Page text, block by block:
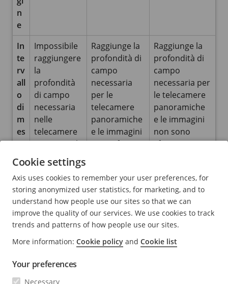
n
e
In
te
rv
all
o
di
m
es
sa
a
fu
o
c
o
Impossibile
raggiungere
la
profondità
di campo
necessaria
nelle
telecamere
panoramich
e.
Raggiunge la
profondità di
campo
necessaria
per le
telecamere
panoramiche
e le immagini
sono sfocate.
Raggiunge la
profondità di
campo
necessaria per
le telecamere
panoramiche
e le immagini
non sono
sfocate.
Zoom senza perdita (sinistra) e zoom con perdita
Cookie settings
Axis uses cookies to remember your user preferences, for
storing anonymized user statistics, for marketing, and to
understand how people use our sites so that we can
improve the quality of our services. We use cookies to track
trends and patterns of how people use our sites.
More information: Cookie policy and Cookie list
Your preferences
Necessary